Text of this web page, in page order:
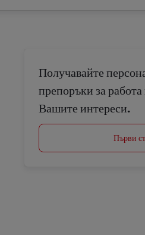
Получавайте
препоръки за
Вашите интереси.
Първи